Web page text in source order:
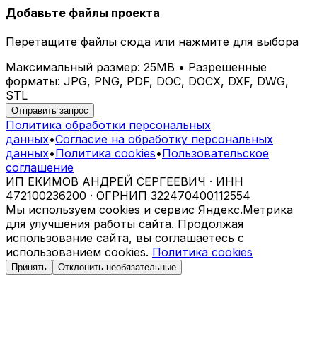
Добавьте файлы проекта
Перетащите файлы сюда или нажмите для выбора
Максимальный размер: 25MB • Разрешенные
форматы: JPG, PNG, PDF, DOC, DOCX, DXF, DWG,
STL
Отправить запрос
Политика обработки персональных
данных•Согласие на обработку персональных
данных•Политика cookies•Пользовательское
соглашение
ИП ЕКИМОВ АНДРЕЙ СЕРГЕЕВИЧ · ИНН
472100236200 · ОГРНИП 322470400112554
Мы используем cookies и сервис Яндекс.Метрика
для улучшения работы сайта. Продолжая
использование сайта, вы соглашаетесь с
использованием cookies. Политика cookies
Принять Отклонить необязательные